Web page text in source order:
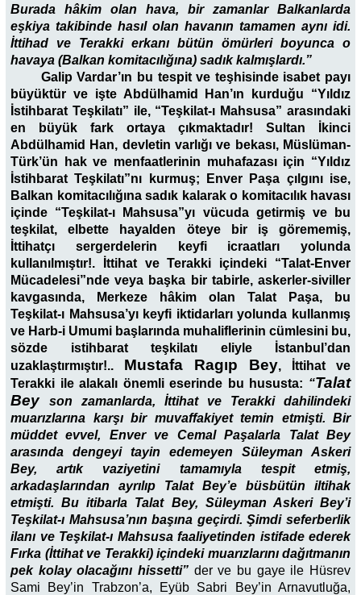
Burada hâkim olan hava, bir zamanlar Balkanlarda
eşkiya takibinde hasıl olan havanın tamamen aynı idi.
İttihad ve Terakki erkanı bütün ömürleri boyunca o
havaya (Balkan komitacılığına) sadık kalmışlardı.”
Galip Vardar’ın bu tespit ve teşhisinde isabet payı
büyüktür ve işte Abdülhamid Han’ın kurduğu “Yıldız
İstihbarat Teşkilatı” ile, “Teşkilat-ı Mahsusa” arasındaki
en büyük fark ortaya çıkmaktadır! Sultan İkinci
Abdülhamid Han, devletin varlığı ve bekası, Müslüman-
Türk’ün hak ve menfaatlerinin muhafazası için “Yıldız
İstihbarat Teşkilatı”nı kurmuş; Enver Paşa çılgını ise,
Balkan komitacılığına sadık kalarak o komitacılık havası
içinde “Teşkilat-ı Mahsusa”yı vücuda getirmiş ve bu
teşkilat, elbette hayalden öteye bir iş görememiş,
İttihatçı sergerdelerin keyfi icraatları yolunda
kullanılmıştır!. İttihat ve Terakki içindeki “Talat-Enver
Mücadelesi”nde veya başka bir tabirle, askerler-siviller
kavgasında, Merkeze hâkim olan Talat Paşa, bu
Teşkilat-ı Mahsusa’yı keyfi iktidarları yolunda kullanmış
ve Harb-i Umumi başlarında muhaliflerinin cümlesini bu,
sözde istihbarat teşkilatı eliyle İstanbul’dan
uzaklaştırmıştır!.. Mustafa Ragıp Bey, İttihat ve
Terakki ile alakalı önemli eserinde bu hususta: “Talat
Bey
son zamanlarda, İttihat ve Terakki dahilindeki
muarızlarına karşı bir muvaffakiyet temin etmişti. Bir
müddet evvel, Enver ve Cemal Paşalarla Talat Bey
arasında dengeyi tayin edemeyen Süleyman Askeri
Bey, artık vaziyetini tamamıyla tespit etmiş,
arkadaşlarından ayrılıp Talat Bey’e büsbütün iltihak
etmişti. Bu itibarla Talat Bey, Süleyman Askeri Bey’i
Teşkilat-ı Mahsusa’nın başına geçirdi. Şimdi seferberlik
ilanı ve Teşkilat-ı Mahsusa faaliyetinden istifade ederek
Fırka (İttihat ve Terakki) içindeki muarızlarını dağıtmanın
pek kolay olacağını hissetti” der ve bu gaye ile Hüsrev
Sami Bey’in Trabzon’a, Eyüb Sabri Bey’in Arnavutluğa,